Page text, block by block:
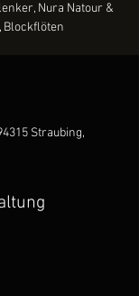
Nura Natour &
Blockflöten
Straubing,